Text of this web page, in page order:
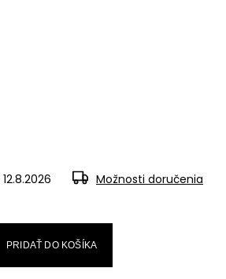
12.8.2026 Možnosti doručenia
PRIDAŤ DO KOŠÍKA